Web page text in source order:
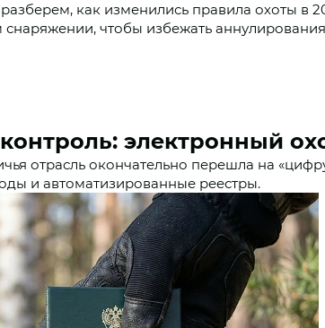
как изменились правила охоты в
снаряжении, чтобы избежать
электронный
отрасль окончательно перешла на
и автоматизированные реестры.